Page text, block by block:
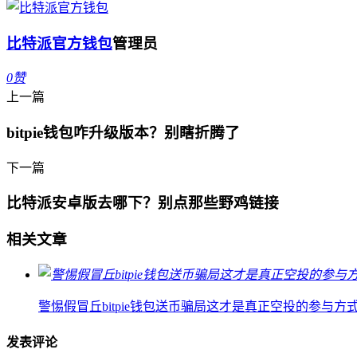
比特派官方钱包管理员
0赞
上一篇
bitpie钱包咋升级版本？别瞎折腾了
下一篇
比特派安卓版去哪下？别点那些野鸡链接
相关文章
警惕假冒丘bitpie钱包送币骗局这才是真正空投的参与方
发表评论